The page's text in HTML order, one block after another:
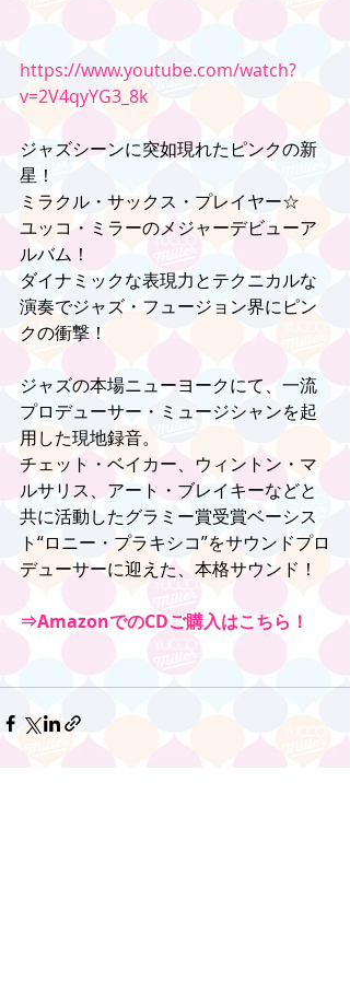
https://www.youtube.com/watch?
v=2V4qyYG3_8k
ジャズシーンに突如現れたピンクの新
星！
ミラクル・サックス・プレイヤー☆
ユッコ・ミラーのメジャーデビューア
ルバム！
ダイナミックな表現力とテクニカルな
演奏でジャズ・フュージョン界にピン
クの衝撃！
ジャズの本場ニューヨークにて、一流
プロデューサー・ミュージシャンを起
用した現地録音。
チェット・ベイカー、ウィントン・マ
ルサリス、アート・ブレイキーなどと
共に活動したグラミー賞受賞ベーシス
ト“ロニー・プラキシコ”をサウンドプロ
デューサーに迎えた、本格サウンド！
⇒AmazonでのCDご購入はこちら！